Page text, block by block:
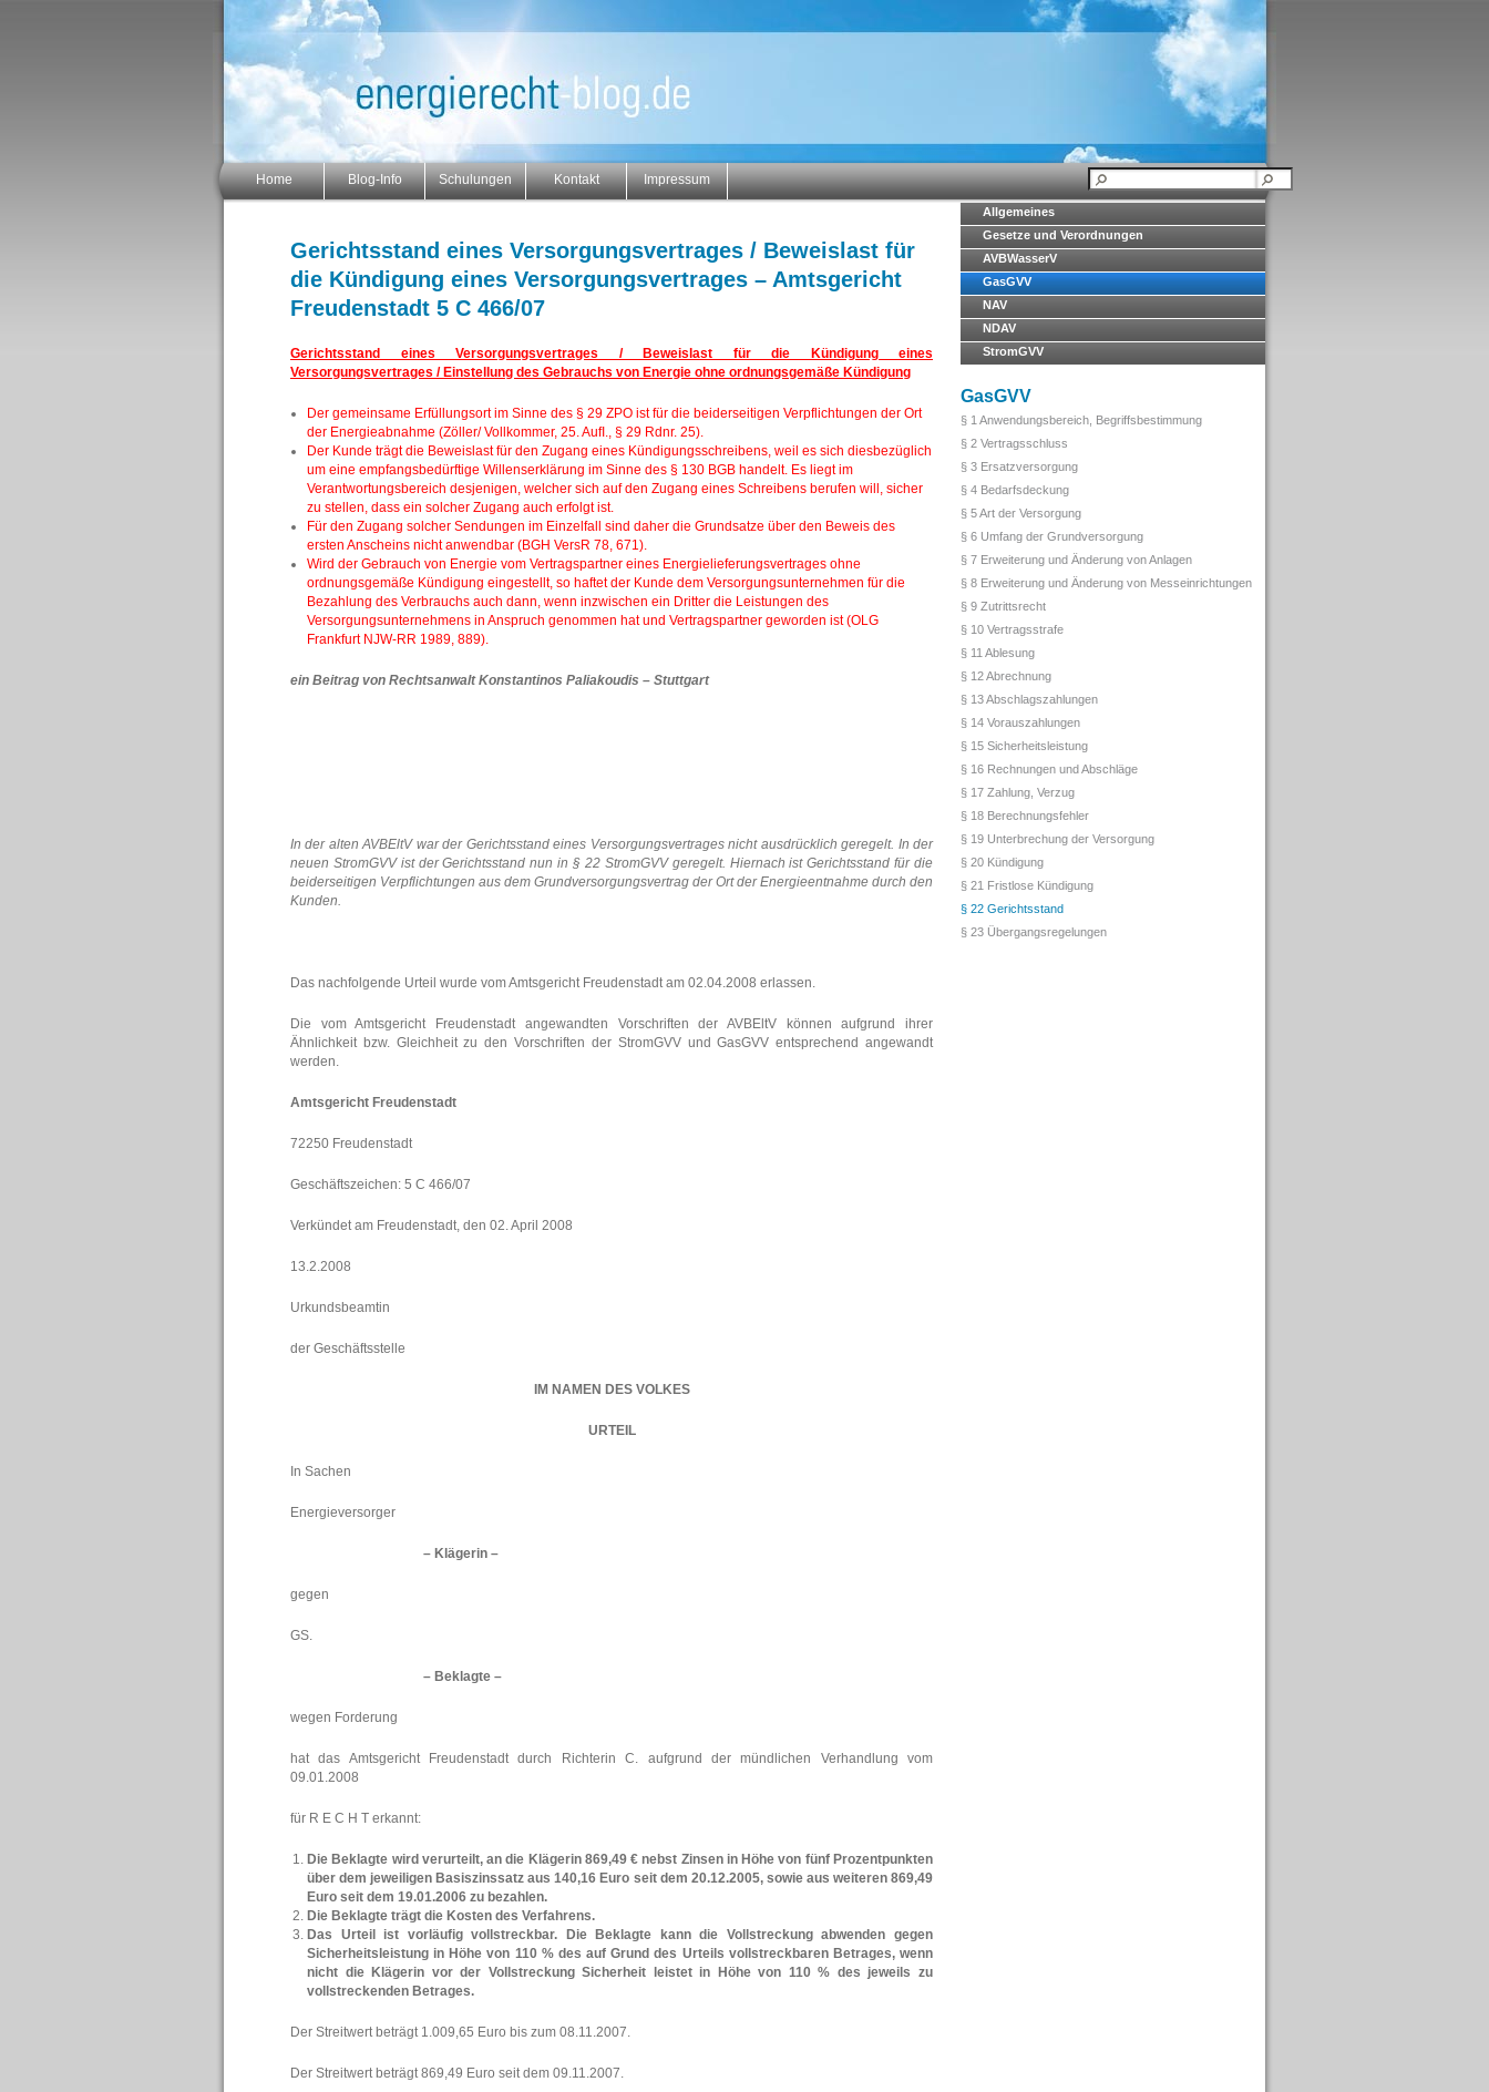
Home Blog-Info Schulungen Kontakt Impressum
Gerichtsstand eines Versorgungsvertrages / Beweislast für
die Kündigung eines Versorgungsvertrages – Amtsgericht
Freudenstadt 5 C 466/07
Gerichtsstand eines Versorgungsvertrages / Beweislast für die Kündigung eines
Versorgungsvertrages / Einstellung des Gebrauchs von Energie ohne ordnungsgemäße Kündigung
Der gemeinsame Erfüllungsort im Sinne des § 29 ZPO ist für die beiderseitigen Verpflichtungen der Ort
der Energieabnahme (Zöller/ Vollkommer, 25. AufI., § 29 Rdnr. 25).
Der Kunde trägt die Beweislast für den Zugang eines Kündigungsschreibens, weil es sich diesbezüglich
um eine empfangsbedürftige Willenserklärung im Sinne des § 130 BGB handelt. Es liegt im
Verantwortungsbereich desjenigen, welcher sich auf den Zugang eines Schreibens berufen will, sicher
zu stellen, dass ein solcher Zugang auch erfolgt ist.
Für den Zugang solcher Sendungen im Einzelfall sind daher die Grundsatze über den Beweis des
ersten Anscheins nicht anwendbar (BGH VersR 78, 671).
Wird der Gebrauch von Energie vom Vertragspartner eines Energielieferungsvertrages ohne
ordnungsgemäße Kündigung eingestellt, so haftet der Kunde dem Versorgungsunternehmen für die
Bezahlung des Verbrauchs auch dann, wenn inzwischen ein Dritter die Leistungen des
Versorgungsunternehmens in Anspruch genommen hat und Vertragspartner geworden ist (OLG
Frankfurt NJW-RR 1989, 889).
ein Beitrag von Rechtsanwalt Konstantinos Paliakoudis – Stuttgart
In der alten AVBEltV war der Gerichtsstand eines Versorgungsvertrages nicht ausdrücklich geregelt. In der
neuen StromGVV ist der Gerichtsstand nun in § 22 StromGVV geregelt. Hiernach ist Gerichtsstand für die
beiderseitigen Verpflichtungen aus dem Grundversorgungsvertrag der Ort der Energieentnahme durch den
Kunden.
Das nachfolgende Urteil wurde vom Amtsgericht Freudenstadt am 02.04.2008 erlassen.
Die vom Amtsgericht Freudenstadt angewandten Vorschriften der AVBEltV können aufgrund ihrer
Ähnlichkeit bzw. Gleichheit zu den Vorschriften der StromGVV und GasGVV entsprechend angewandt
werden.
Amtsgericht Freudenstadt
72250 Freudenstadt
Geschäftszeichen: 5 C 466/07
Verkündet am Freudenstadt, den 02. April 2008
13.2.2008
Urkundsbeamtin
der Geschäftsstelle
IM NAMEN DES VOLKES
URTEIL
In Sachen
Energieversorger
– Klägerin –
gegen
GS.
– Beklagte –
wegen Forderung
hat das Amtsgericht Freudenstadt durch Richterin C. aufgrund der mündlichen Verhandlung vom
09.01.2008
für R E C H T erkannt:
Die Beklagte wird verurteilt, an die Klägerin 869,49 € nebst Zinsen in Höhe von fünf Prozentpunkten
über dem jeweiligen Basiszinssatz aus 140,16 Euro seit dem 20.12.2005, sowie aus weiteren 869,49
Euro seit dem 19.01.2006 zu bezahlen.
Die Beklagte trägt die Kosten des Verfahrens.
Das Urteil ist vorläufig vollstreckbar. Die Beklagte kann die Vollstreckung abwenden gegen
Sicherheitsleistung in Höhe von 110 % des auf Grund des Urteils vollstreckbaren Betrages, wenn
nicht die Klägerin vor der Vollstreckung Sicherheit leistet in Höhe von 110 % des jeweils zu
vollstreckenden Betrages.
Der Streitwert beträgt 1.009,65 Euro bis zum 08.11.2007.
Der Streitwert beträgt 869,49 Euro seit dem 09.11.2007.
Allgemeines
Gesetze und Verordnungen
AVBWasserV
GasGVV
NAV
NDAV
StromGVV
GasGVV
§ 1 Anwendungsbereich, Begriffsbestimmung
§ 2 Vertragsschluss
§ 3 Ersatzversorgung
§ 4 Bedarfsdeckung
§ 5 Art der Versorgung
§ 6 Umfang der Grundversorgung
§ 7 Erweiterung und Änderung von Anlagen
§ 8 Erweiterung und Änderung von Messeinrichtungen
§ 9 Zutrittsrecht
§ 10 Vertragsstrafe
§ 11 Ablesung
§ 12 Abrechnung
§ 13 Abschlagszahlungen
§ 14 Vorauszahlungen
§ 15 Sicherheitsleistung
§ 16 Rechnungen und Abschläge
§ 17 Zahlung, Verzug
§ 18 Berechnungsfehler
§ 19 Unterbrechung der Versorgung
§ 20 Kündigung
§ 21 Fristlose Kündigung
§ 22 Gerichtsstand
§ 23 Übergangsregelungen